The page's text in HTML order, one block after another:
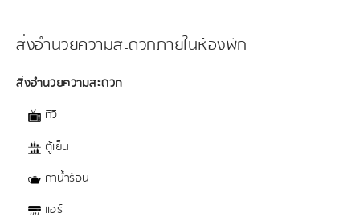
สิ่งอำนวยความสะดวกภายในห้องพัก
สิ่งอำนวยความสะดวก
ทีวี
ตู้เย็น
กาน้ำร้อน
แอร์